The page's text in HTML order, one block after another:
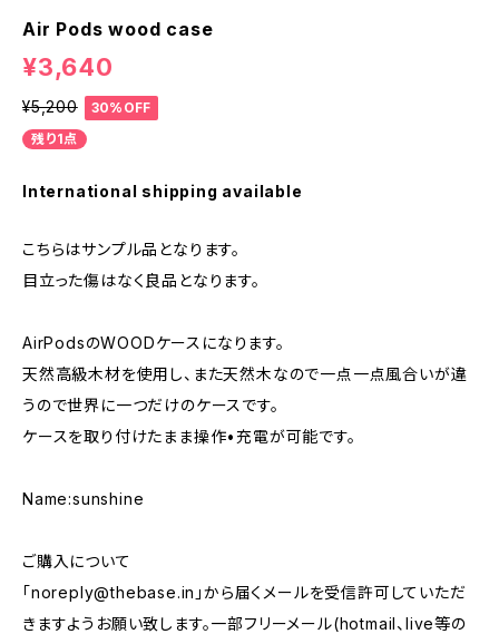
Air Pods wood case
¥3,640
¥5,200
30%OFF
残り1点
International shipping available
こちらはサンプル品となります。
目立った傷はなく良品となります。
AirPodsのWOODケースになります。
天然高級木材を使用し、また天然木なので一点一点風合いが違
うので世界に一つだけのケースです。
ケースを取り付けたまま操作•充電が可能です。
Name:sunshine
ご購入について
「noreply@thebase.in 」から届くメールを受信許可していただ
きますようお願い致します。一部フリーメール(hotmail、live等の